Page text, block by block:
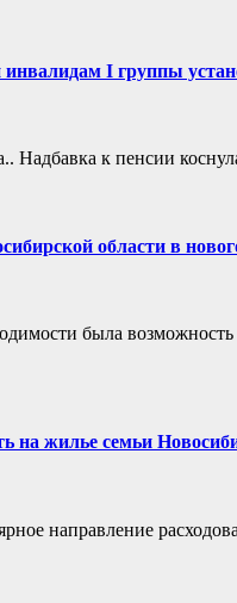
I группы
Надбавка к пенсии
области в
была возможность
на жилье семьи
направление